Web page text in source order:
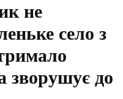
не
село з
зворушує до